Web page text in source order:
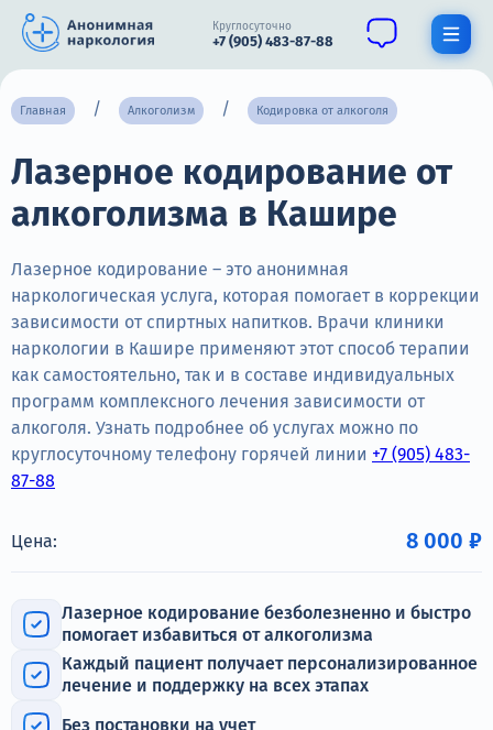
Круглосуточно
+7 (905) 483-87-88
О нас
Наркомания
Нарколог
Стационар
Психиатрия
Цены
Контакты
Круглосуточно, анонимно
Главная Алкоголизм Кодировка от алкоголя
Лазерное кодирование от
алкоголизма в Кашире
Лазерное кодирование – это анонимная
наркологическая услуга, которая помогает в коррекции
зависимости от спиртных напитков. Врачи клиники
наркологии в Кашире применяют этот способ терапии
как самостоятельно, так и в составе индивидуальных
программ комплексного лечения зависимости от
алкоголя. Узнать подробнее об услугах можно по
круглосуточному телефону горячей линии +7 (905) 483-
87-88
Цена: 8 000 ₽
Лазерное кодирование безболезненно и быстро
помогает избавиться от алкоголизма
Каждый пациент получает персонализированное
лечение и поддержку на всех этапах
Без постановки на учет